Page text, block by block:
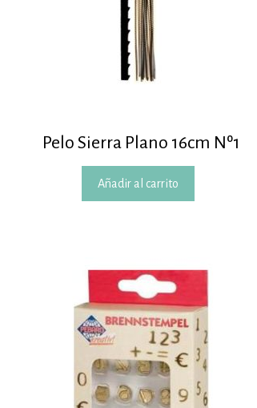
Pelo Sierra Plano 16cm Nº1
Añadir al carrito